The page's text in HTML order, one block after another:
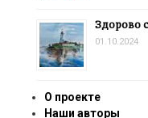
Здорово
01.10.2024
О проекте
Наши авторы